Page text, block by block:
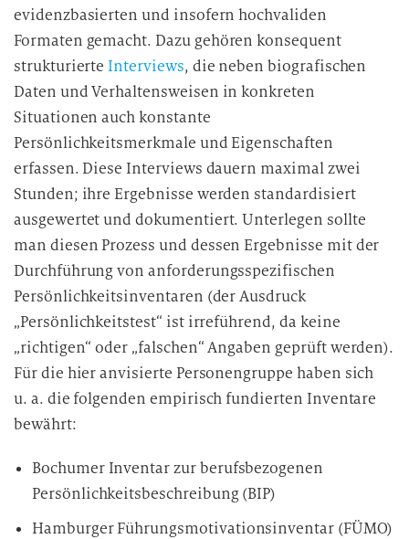
evidenzbasierten und insofern hochvaliden
Formaten gemacht. Dazu gehören konsequent
strukturierteInterviews, die neben biografischen
Daten und Verhaltensweisen in konkreten
Situationen auch konstante
Persönlichkeitsmerkmale und Eigenschaften
erfassen. Diese Interviews dauern maximal zwei
Stunden; ihre Ergebnisse werden standardisiert
ausgewertet und dokumentiert. Unterlegen sollte
man diesen Prozess und dessen Ergebnisse mit der
Durchführung von anforderungsspezifischen
Persönlichkeitsinventaren (der Ausdruck
„Persönlichkeitstest“ ist irreführend, da keine
„richtigen“ oder „falschen“ Angaben geprüft werden).
Für die hier anvisierte Personengruppe haben sich
u. a. die folgenden empirisch fundierten Inventare
bewährt:
Bochumer Inventar zur berufsbezogenen
Persönlichkeitsbeschreibung (BIP)
Hamburger Führungsmotivationsinventar (FÜMO)